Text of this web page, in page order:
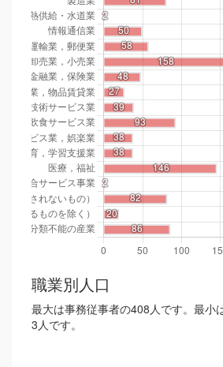
職業別人口
最大は事務従事者の408人です。最小
3人です。